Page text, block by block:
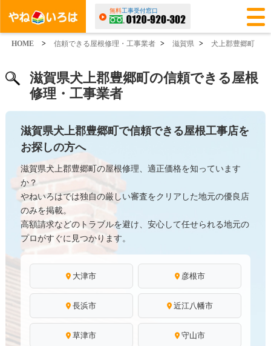
無料工事受付窓口
HOME > 信頼できる屋根修理・工事業者 > 滋賀県 > 犬上郡豊郷町
滋賀県犬上郡豊郷町の信頼できる屋根
修理・工事業者
滋賀県犬上郡豊郷町で信頼できる屋根工事店を
お探しの方へ
滋賀県犬上郡豊郷町の屋根修理、適正価格を知っています
か？
やねいろはでは独自の厳しい審査をクリアした地元の優良店
のみを掲載。
高額請求などのトラブルを避け、安心して任せられる地元の
プロがすぐに見つかります。
大津市 彦根市
長浜市 近江八幡市
草津市 守山市